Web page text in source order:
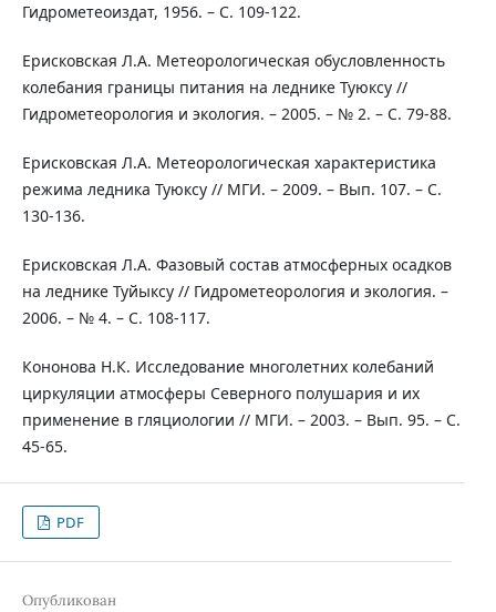
Гидрометеоиздат, 1956. – С. 109-122.
Ерисковская Л.А. Метеорологическая обусловленность
колебания границы питания на леднике Туюксу //
Гидрометеорология и экология. – 2005. – № 2. – С. 79-88.
Ерисковская Л.А. Метеорологическая характеристика
режима ледника Туюксу // МГИ. – 2009. – Вып. 107. – С.
130-136.
Ерисковская Л.А. Фазовый состав атмосферных осадков
на леднике Туйыксу // Гидрометеорология и экология. –
2006. – № 4. – С. 108-117.
Кононова Н.К. Исследование многолетних колебаний
циркуляции атмосферы Северного полушария и их
применение в гляциологии // МГИ. – 2003. – Вып. 95. – С.
45-65.
PDF
Опубликован